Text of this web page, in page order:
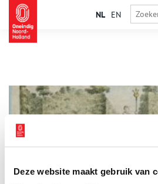
Deze website maakt gebruik van
NL EN